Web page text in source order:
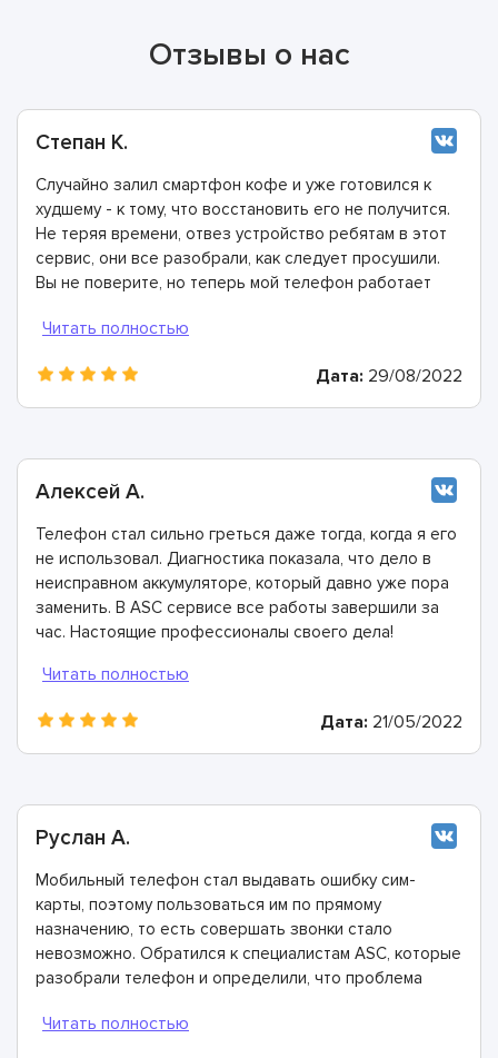
Отзывы о нас
Степан К.
Случайно залил смартфон кофе и уже готовился к
худшему - к тому, что восстановить его не получится.
Не теряя времени, отвез устройство ребятам в этот
сервис, они все разобрали, как следует просушили.
Вы не поверите, но теперь мой телефон работает
Дата: 29/08/2022
Алексей А.
Телефон стал сильно греться даже тогда, когда я его
не использовал. Диагностика показала, что дело в
неисправном аккумуляторе, который давно уже пора
заменить. В ASC сервисе все работы завершили за
час. Настоящие профессионалы своего дела!
Дата: 21/05/2022
Руслан А.
Мобильный телефон стал выдавать ошибку сим-
карты, поэтому пользоваться им по прямому
назначению, то есть совершать звонки стало
невозможно. Обратился к специалистам ASC, которые
разобрали телефон и определили, что проблема
телефона. Почистили их всего за 20 минут и теперь